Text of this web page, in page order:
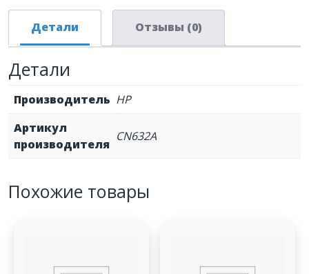
Детали Отзывы (0)
Детали
Производитель HP
Артикул
производителя
CN632A
Похожие товары